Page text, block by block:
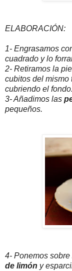
ELABORACIÓN:
1- Engrasamos
cuadrado y lo
2- Retiramos la
cubitos del mismo
cubriendo el fondo.
3- Añadimos las
pequeños.
4- Ponemos sobre
de limón y